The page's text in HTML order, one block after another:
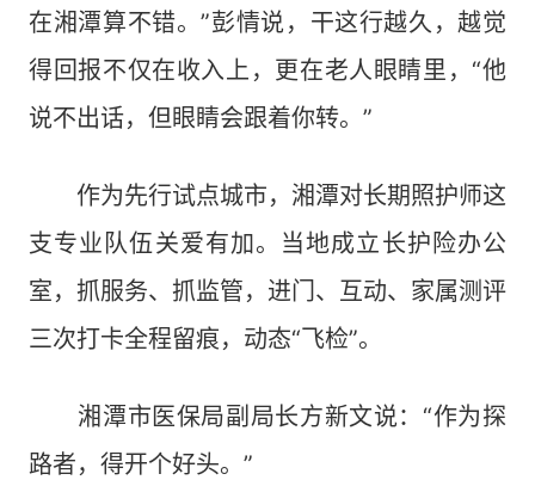
在湘潭算不错。”彭情说，干这行越久，越觉
得回报不仅在收入上，更在老人眼睛里，“他
说不出话，但眼睛会跟着你转。”
作为先行试点城市，湘潭对长期照护师这
支专业队伍关爱有加。当地成立长护险办公
室，抓服务、抓监管，进门、互动、家属测评
三次打卡全程留痕，动态“飞检”。
湘潭市医保局副局长方新文说：“作为探
路者，得开个好头。”